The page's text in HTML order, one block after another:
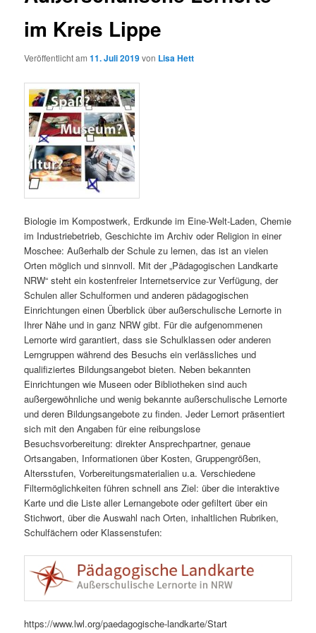
im Kreis Lippe
Veröffentlicht am11. Juli 2019von Lisa Hett
Biologie im Kompostwerk, Erdkunde im Eine-Welt-Laden, Chemie
im Industriebetrieb, Geschichte im Archiv oder Religion in einer
Moschee: Außerhalb der Schule zu lernen, das ist an vielen
Orten möglich und sinnvoll. Mit der „Pädagogischen Landkarte
NRW“ steht ein kostenfreier Internetservice zur Verfügung, der
Schulen aller Schulformen und anderen pädagogischen
Einrichtungen einen Überblick über außerschulische Lernorte in
Ihrer Nähe und in ganz NRW gibt. Für die aufgenommenen
Lernorte wird garantiert, dass sie Schulklassen oder anderen
Lerngruppen während des Besuchs ein verlässliches und
qualifiziertes Bildungsangebot bieten. Neben bekannten
Einrichtungen wie Museen oder Bibliotheken sind auch
außergewöhnliche und wenig bekannte außerschulische Lernorte
und deren Bildungsangebote zu finden. Jeder Lernort präsentiert
sich mit den Angaben für eine reibungslose
Besuchsvorbereitung: direkter Ansprechpartner, genaue
Ortsangaben, Informationen über Kosten, Gruppengrößen,
Altersstufen, Vorbereitungsmaterialien u.a. Verschiedene
Filtermöglichkeiten führen schnell ans Ziel: über die interaktive
Karte und die Liste aller Lernangebote oder gefiltert über ein
Stichwort, über die Auswahl nach Orten, inhaltlichen Rubriken,
Schulfächern oder Klassenstufen:
https://www.lwl.org/paedagogische-landkarte/Start